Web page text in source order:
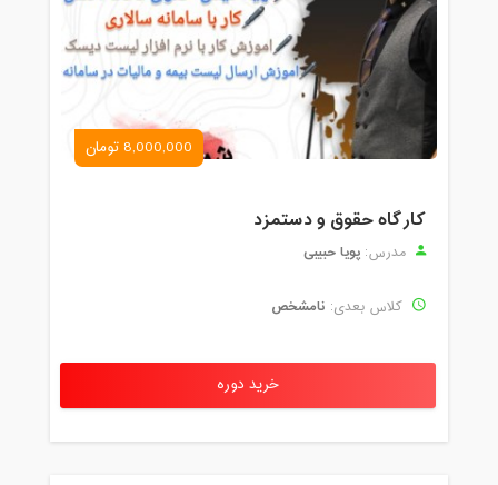
8,000,000 تومان
کارگاه حقوق و دستمزد
مدرس: پویا حبیبی
کلاس بعدی: نامشخص
خرید دوره